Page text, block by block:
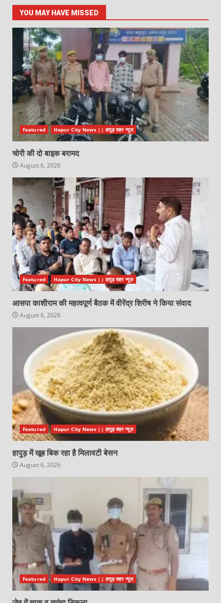
YOU MAY HAVE MISSED
Featured Hapur City News || हापुड़ शहर न्यूज़
चोरी की दो बाइक बरामद
August 6, 2026
Featured Hapur City News || हापुड़ शहर न्यूज़
आसपा काशीराम की महत्वपूर्ण बैठक में वीरेंद्र शिरीष ने किया संवाद
August 6, 2026
Featured Hapur City News || हापुड़ शहर न्यूज़
हापुड़ में खूब बिक रहा है मिलावटी बेसन
August 6, 2026
Featured Hapur City News || हापुड़ शहर न्यूज़